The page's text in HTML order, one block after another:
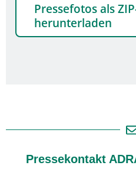
Pressefotos als
herunterladen
Pressekontakt